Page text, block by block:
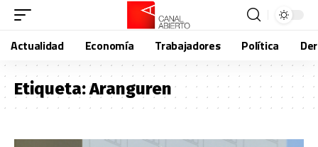
Actualidad Economía Trabajadores Política
Etiqueta:Aranguren